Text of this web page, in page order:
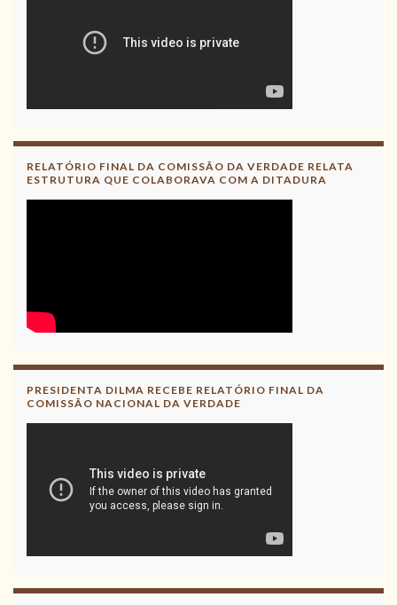
RELATÓRIO FINAL DA COMISSÃO DA VERDADE RELATA
ESTRUTURA QUE COLABORAVA COM A DITADURA
PRESIDENTA DILMA RECEBE RELATÓRIO FINAL DA
COMISSÃO NACIONAL DA VERDADE